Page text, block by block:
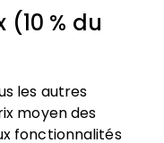
% du
les autres
moyen des
fonctionnalités